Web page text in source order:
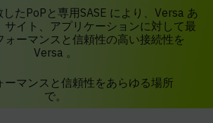
たPoPと専用SASE により、Versa あ
サイト、アプリケーションに対して最
ォーマンスと信頼性の高い接続性を
Versa 。
ーマンスと信頼性をあらゆる場所
で。